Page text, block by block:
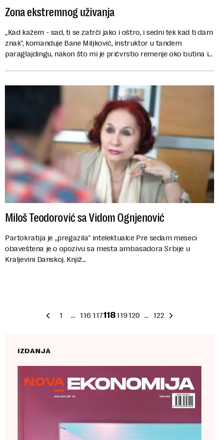
Zona ekstremnog uživanja
„Kad kažem - sad, ti se zatrči jako i oštro, i sedni tek kad ti dam
znak", komanduje Bane Miljković, instruktor u tandem
paraglajdingu, nakon što mi je pričvrstio remenje oko butina i
Miloš Teodorović sa Vidom Ognjenović
Partokratija je „pregazila" intelektualce Pre sedam meseci
obaveštena je o opozivu sa mesta ambasadora Srbije u
Kraljevini Danskoj. Knjiž...
1 … 116 117118119120 … 122
IZDANJA